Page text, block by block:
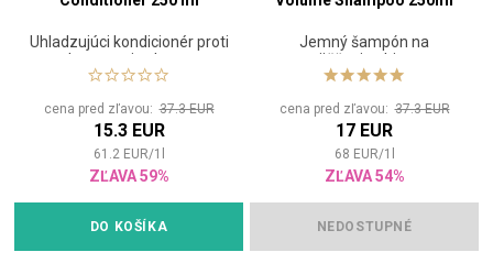
Uhladzujúci kondicionér proti
krepateniu vlasov
cena pred zľavou:37.3 EUR
15.3 EUR
61.2 EUR/1
ZĽAVA 59%
DO KOŠÍKA
Jemný šampón na
zväčšenie objemu
cena pred zľavou:37.3 EUR
17 EUR
68 EUR/1
ZĽAVA 54%
NEDOSTUPNÉ